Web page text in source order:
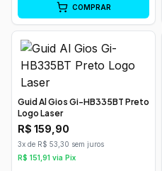
COMPRAR
Guid Al Gios Gi-HB335BT Preto
Logo Laser
R$ 159,90
3x de R$ 53,30 sem juros
R$ 151,91 via Pix